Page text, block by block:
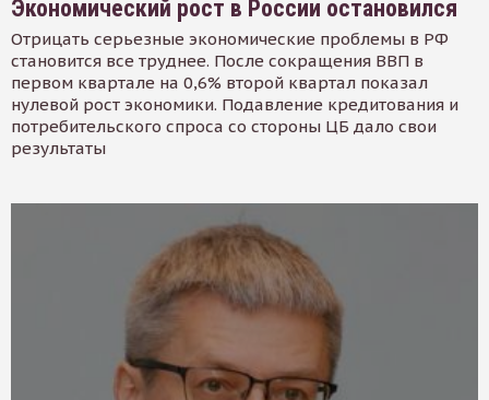
Экономический рост в России остановился
Отрицать серьезные экономические проблемы в РФ
становится все труднее. После сокращения ВВП в
первом квартале на 0,6% второй квартал показал
нулевой рост экономики. Подавление кредитования и
потребительского спроса со стороны ЦБ дало свои
результаты